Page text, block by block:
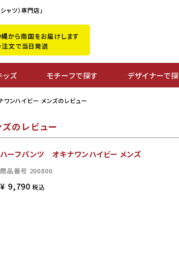
ャツ）専門店」
から南国をお届けします
文で当日発送
ッズ モチーフで探す デザイナーで
ンハイビー メンズのレビュー
のレビュー
ハーフパンツ オキナワンハイビー メンズ
商品番号 200800
¥ 9,790 税込